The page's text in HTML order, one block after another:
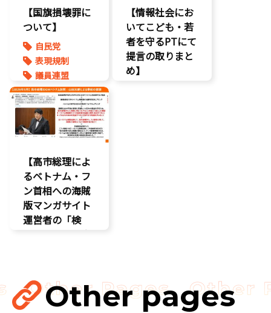
【国旗損壊罪に
ついて】
自民党
表現規制
議員連盟
【情報社会にお
いてこども・若
者を守るPTにて
提言の取りまと
め】
【高市総理によ
るベトナム・フ
ン首相への海賊
版マンガサイト
運営者の「検
挙」の要請を実
見直し……
国会Other pages